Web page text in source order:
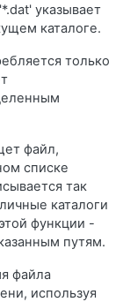
указывает
каталоге.
только
файл,
списке
так
каталоги
функции -
путям.
файла
используя